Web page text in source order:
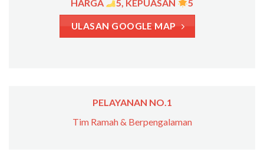
HARGA 5, KEPUASAN 5
ULASAN GOOGLE MAP
PELAYANAN NO.1
Tim Ramah & Berpengalaman